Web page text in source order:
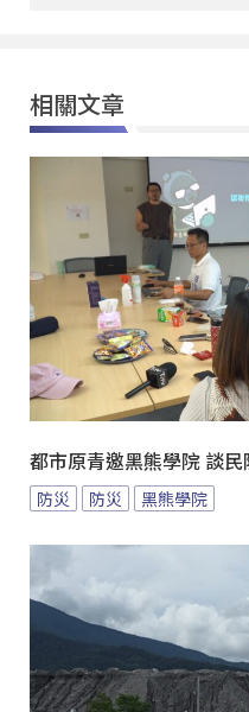
相關文章
都市原青邀黑熊學院 談
防災 防災 黑熊學院